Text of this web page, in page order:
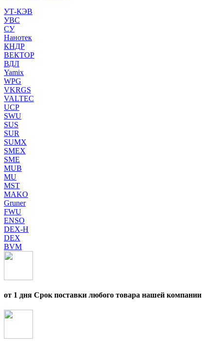
УТ-КЭВ
УВС
СУ
Нанотек
КНДР
ВЕКТОР
ВДЛ
Yamix
WPG
VKRGS
VALTEC
UCP
SWU
SUS
SUR
SUMX
SMEX
SME
MUB
MU
MST
MAKO
Gruner
FWU
ENSO
DEX-H
DEX
BVM
от 1 дня Срок поставки любого товара нашей компании